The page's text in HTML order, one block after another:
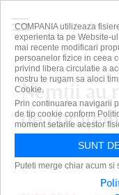
Nemţii au
de
României
COMPANIA utilizeaza
experienta ta pe Website-
mai recente modificari
persoanelor fizice in ceea
privind libera circulatie a
nostru te rugam sa aloci
Cookie.
Prin continuarea navigarii
de tip cookie conform
moment setarile acestor
SUNT
Puteti merge chiar acum